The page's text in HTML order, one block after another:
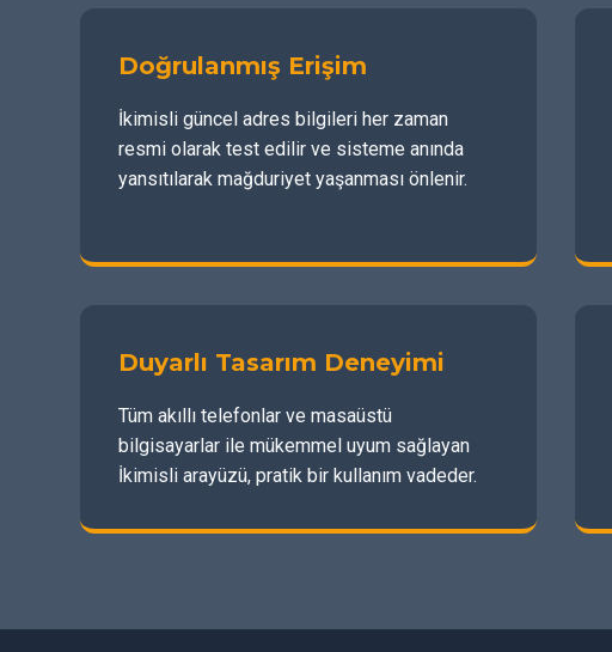
Doğrulanmış Erişim
İkimisli güncel adres bilgileri her zaman
resmi olarak test edilir ve sisteme anında
yansıtılarak mağduriyet yaşanması önlenir.
Duyarlı Tasarım Deneyimi
Tüm akıllı telefonlar ve masaüstü
bilgisayarlar ile mükemmel uyum sağlayan
İkimisli arayüzü, pratik bir kullanım vadeder.